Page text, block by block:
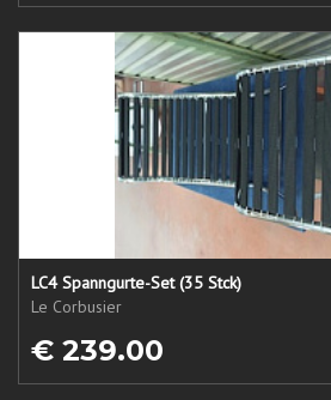
LC4 Spanngurte-Set (35 Stck)
Le Corbusier
€ 239.00